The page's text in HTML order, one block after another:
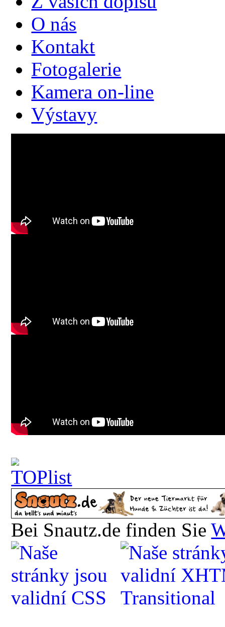
O nás
Kontakt
Fotogalerie
Kamera on-line
Výstavy
Bei Snautz.de finden Sie